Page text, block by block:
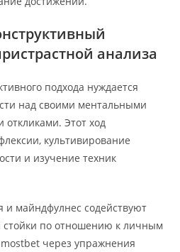
анализа
подхода нуждается
над своими ментальными
Этот ход
культивирование
и изучение техник
и майндфулнес содействуют
стойки по отношению к личным
через упражнения